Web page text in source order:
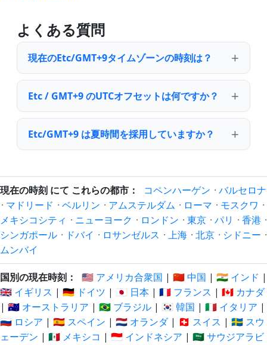
よくある質問
現在のEtc/GMT+9タイムゾーンの時刻は？
Etc / GMT+9 のUTCオフセットは何ですか？
Etc/GMT+9 は夏時間を採用していますか？
現在の時刻 にて これらの都市： コペンハーゲン · バルセロナ
· マドリード · ベルリン · アムステルダム · ローマ · モスクワ ·
メキシコシティ · ニューヨーク · ロンドン · 東京 · パリ · 香港 ·
シンガポール · ドバイ · ロサンゼルス · 上海 · 北京 · シドニー ·
ムンバイ
国別の現在時刻： 🇺🇸 アメリカ合衆国 | 🇨🇳 中国 | 🇮🇳 インド |
🇬🇧 イギリス | 🇩🇪 ドイツ | 🇯🇵 日本 | 🇫🇷 フランス | 🇨🇦 カナダ
| 🇦🇺 オーストラリア | 🇧🇷 ブラジル | 🇰🇷 韓国 | 🇮🇹 イタリア |
🇷🇺 ロシア | 🇪🇸 スペイン | 🇳🇱 オランダ| 🇨🇭 スイス | 🇸🇪 スウ
ェーデン | 🇲🇽 メキシコ | 🇮🇩 インドネシア | 🇸🇦 サウジアラビ